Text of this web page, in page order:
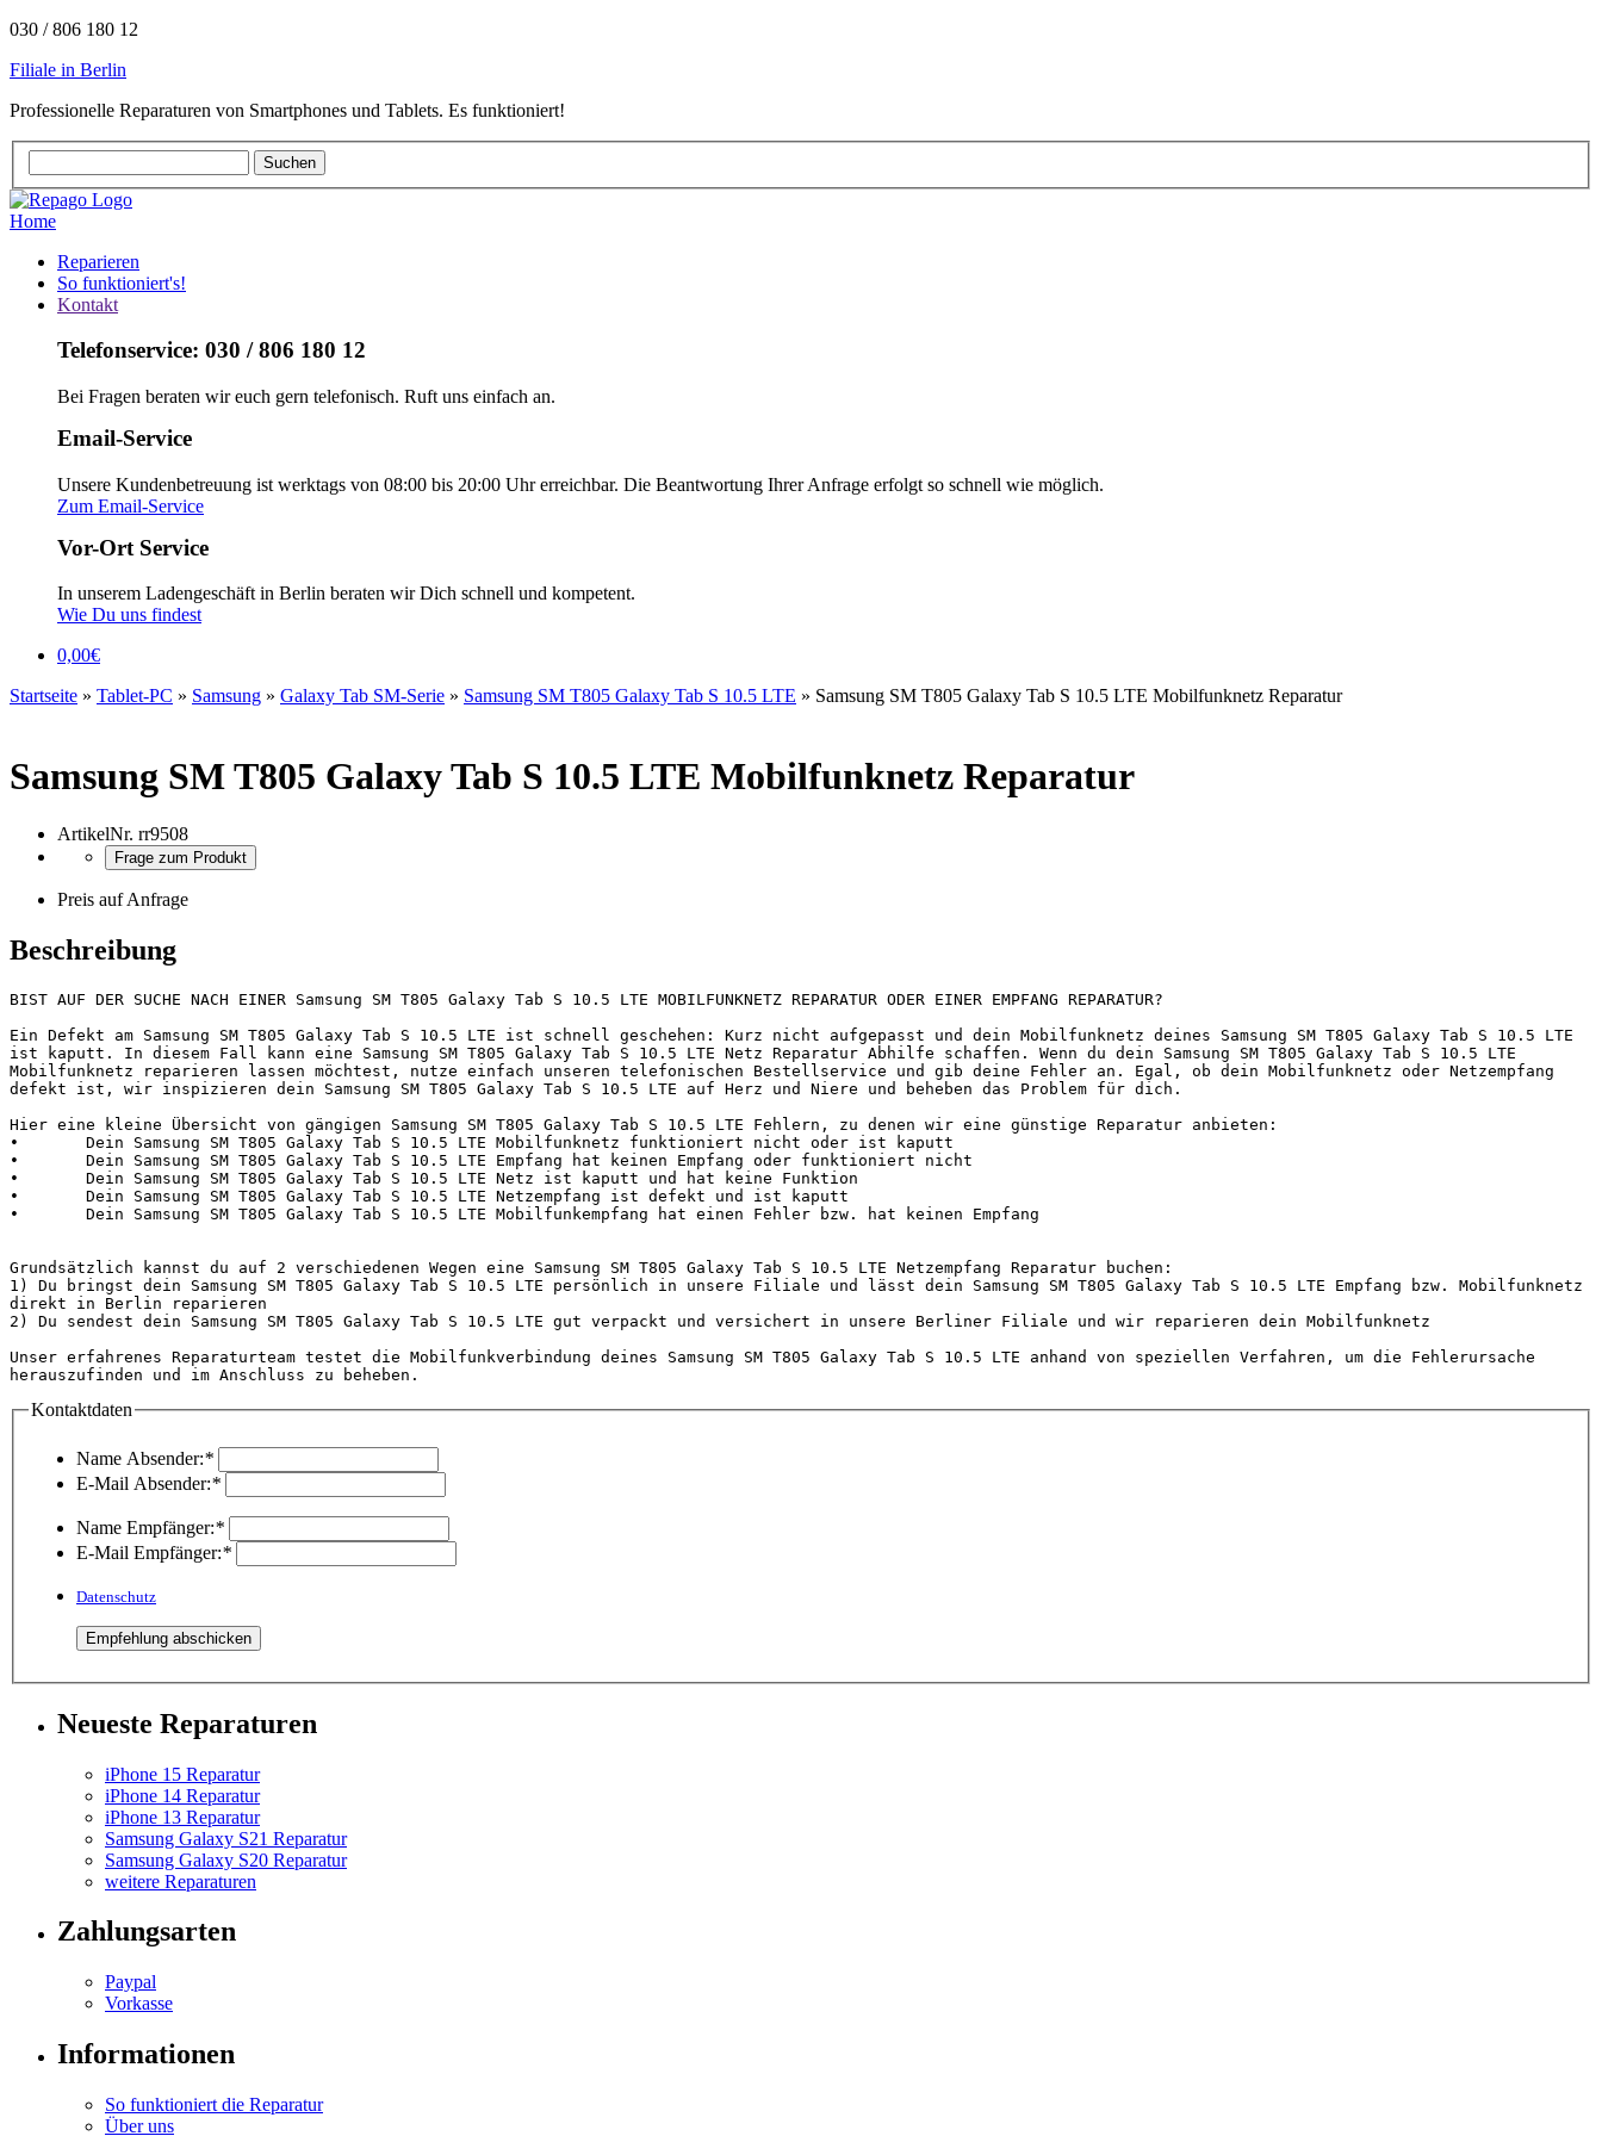
030 / 806 180 12
Filiale in Berlin
Professionelle Reparaturen von Smartphones und Tablets. Es funktioniert!
Home
Reparieren
So funktioniert's!
Kontakt
Telefonservice: 030 / 806 180 12
Bei Fragen beraten wir euch gern telefonisch. Ruft uns einfach an.
Email-Service
Unsere Kundenbetreuung ist werktags von 08:00 bis 20:00 Uhr erreichbar. Die Beantwortung Ihrer Anfrage erfolgt so schnell wie möglich.
Zum Email-Service
Vor-Ort Service
In unserem Ladengeschäft in Berlin beraten wir Dich schnell und kompetent.
Wie Du uns findest
0,00€
Startseite » Tablet-PC » Samsung » Galaxy Tab SM-Serie » Samsung SM T805 Galaxy Tab S 10.5 LTE » Samsung SM T805 Galaxy Tab S 10.5 LTE Mobilfunknetz Reparatur
Samsung SM T805 Galaxy Tab S 10.5 LTE Mobilfunknetz Reparatur
ArtikelNr. rr9508
Frage zum Produkt
Preis auf Anfrage
Beschreibung
BIST AUF DER SUCHE NACH EINER Samsung SM T805 Galaxy Tab S 10.5 LTE MOBILFUNKNETZ REPARATUR ODER EINER EMPFANG REPARATUR?
Ein Defekt am Samsung SM T805 Galaxy Tab S 10.5 LTE ist schnell geschehen: Kurz nicht aufgepasst und dein Mobilfunknetz deines Samsung SM T805 Galaxy Tab S 10.5 LTE
ist kaputt. In diesem Fall kann eine Samsung SM T805 Galaxy Tab S 10.5 LTE Netz Reparatur Abhilfe schaffen. Wenn du dein Samsung SM T805 Galaxy Tab S 10.5 LTE
Mobilfunknetz reparieren lassen möchtest, nutze einfach unseren telefonischen Bestellservice und gib deine Fehler an. Egal, ob dein Mobilfunknetz oder Netzempfang
defekt ist, wir inspizieren dein Samsung SM T805 Galaxy Tab S 10.5 LTE auf Herz und Niere und beheben das Problem für dich.
Hier eine kleine Übersicht von gängigen Samsung SM T805 Galaxy Tab S 10.5 LTE Fehlern, zu denen wir eine günstige Reparatur anbieten:
•	Dein Samsung SM T805 Galaxy Tab S 10.5 LTE Mobilfunknetz funktioniert nicht oder ist kaputt
•	Dein Samsung SM T805 Galaxy Tab S 10.5 LTE Empfang hat keinen Empfang oder funktioniert nicht
•	Dein Samsung SM T805 Galaxy Tab S 10.5 LTE Netz ist kaputt und hat keine Funktion
•	Dein Samsung SM T805 Galaxy Tab S 10.5 LTE Netzempfang ist defekt und ist kaputt
•	Dein Samsung SM T805 Galaxy Tab S 10.5 LTE Mobilfunkempfang hat einen Fehler bzw. hat keinen Empfang
Grundsätzlich kannst du auf 2 verschiedenen Wegen eine Samsung SM T805 Galaxy Tab S 10.5 LTE Netzempfang Reparatur buchen:
1) Du bringst dein Samsung SM T805 Galaxy Tab S 10.5 LTE persönlich in unsere Filiale und lässt dein Samsung SM T805 Galaxy Tab S 10.5 LTE Empfang bzw. Mobilfunknetz
direkt in Berlin reparieren
2) Du sendest dein Samsung SM T805 Galaxy Tab S 10.5 LTE gut verpackt und versichert in unsere Berliner Filiale und wir reparieren dein Mobilfunknetz
Unser erfahrenes Reparaturteam testet die Mobilfunkverbindung deines Samsung SM T805 Galaxy Tab S 10.5 LTE anhand von speziellen Verfahren, um die Fehlerursache
herauszufinden und im Anschluss zu beheben.
Kontaktdaten
Name Absender:*
E-Mail Absender:*
Name Empfänger:*
E-Mail Empfänger:*
Datenschutz
Neueste Reparaturen
iPhone 15 Reparatur
iPhone 14 Reparatur
iPhone 13 Reparatur
Samsung Galaxy S21 Reparatur
Samsung Galaxy S20 Reparatur
weitere Reparaturen
Zahlungsarten
Paypal
Vorkasse
Informationen
So funktioniert die Reparatur
Über uns